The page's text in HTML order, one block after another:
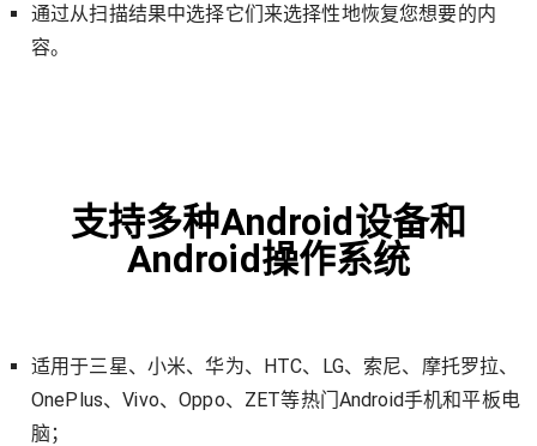
通过从扫描结果中选择它们来选择性地恢复您想要的内
容。
支持多种Android设备和
Android操作系统
适用于三星、小米、华为、HTC、LG、索尼、摩托罗拉、
OnePlus、Vivo、Oppo、ZET等热门Android手机和平板电
脑；